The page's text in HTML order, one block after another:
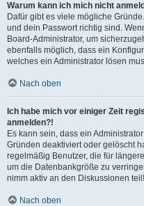
Warum kann ich mich nicht
Dafür gibt es viele mögliche
und dein Passwort richtig sind.
Board-Administrator, um
ebenfalls möglich, dass ein
welches ein Administrator lösen
Nach oben
Ich habe mich vor einiger Zeit
anmelden?!
Es kann sein, dass ein
Gründen deaktiviert oder gelöscht
regelmäßig Benutzer, die für
um die Datenbankgröße zu
nimm aktiv an den Diskussionen teil!
Nach oben